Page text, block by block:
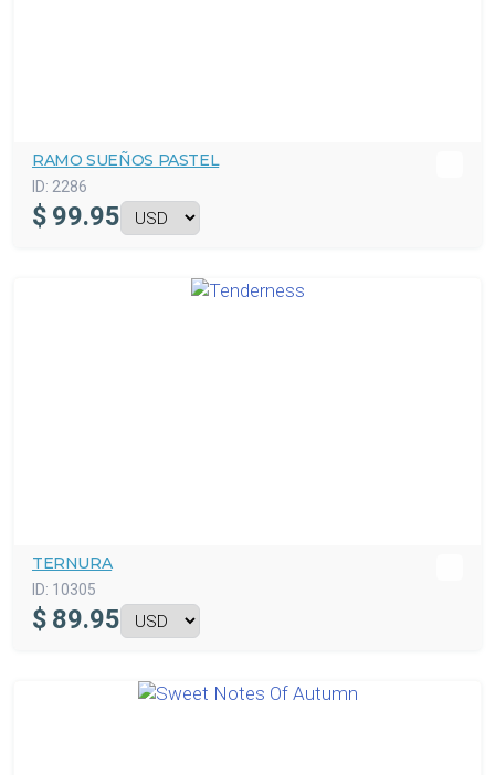
RAMO SUEÑOS PASTEL
ID: 2286
$ 99.95
TERNURA
ID: 10305
$ 89.95